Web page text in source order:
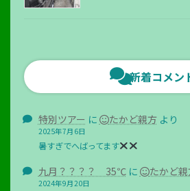
新着コメン
特別ツアー に たかど親方より
2025年7月6日
暑すぎでへばってます
九月？？？？ 35℃に たかど親
2024年9月20日